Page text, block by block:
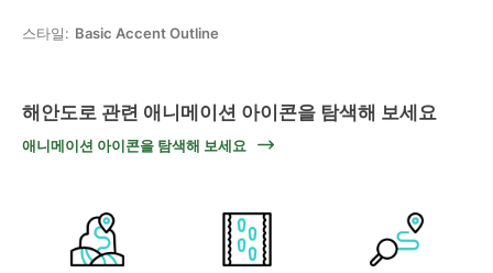
스타일: Basic Accent Outline
해안도로 관련 애니메이션 아이콘을 탐색해 보세요
애니메이션 아이콘을 탐색해 보세요